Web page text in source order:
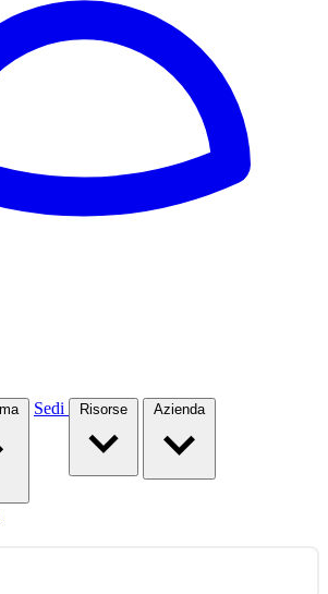
Ecosistema Sedi Azienda